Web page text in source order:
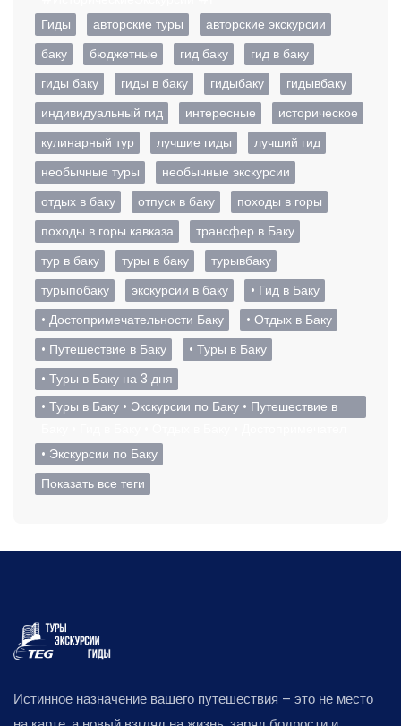
Гиды
авторские туры
авторские экскурсии
баку
бюджетные гид баку
гид в баку
гиды баку
гиды в баку гидыбаку
гидывбаку
индивидуальный гид
интересные
историческое
кулинарный тур
лучшие гиды
лучший гид
необычные туры
необычные экскурсии
отдых в баку
отпуск в баку
походы в горы
походы в горы кавказа
трансфер в Баку
тур в баку
туры в баку
турывбаку
турыпобаку
экскурсии в баку
• Гид в Баку
• Достопримечательности Баку
• Отдых в Баку
• Путешествие в Баку
• Туры в Баку
• Туры в Баку на 3 дня
• Туры в Баку • Экскурсии по Баку • Путешествие в
• Экскурсии по Баку
Показать все теги
Истинное назначение вашего путешествия – это не место